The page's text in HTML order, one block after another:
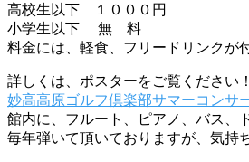
高校生以下 １０００円
小学生以下 無 料
料金には、軽食、フリードリンクが
詳しくは、ポスターをご覧ください！
妙高高原ゴルフ倶楽部サマーコンサ
館内に、フルート、ピアノ、バス、
毎年弾いて頂いておりますが、気持